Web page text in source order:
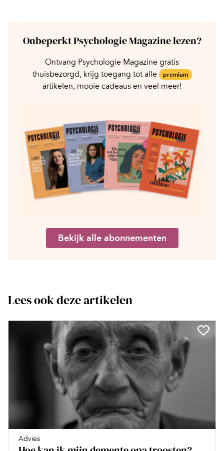
Onbeperkt Psychologie Magazine lezen?
Ontvang Psychologie Magazine gratis
thuisbezorgd, krijg toegang tot alle
premium
artikelen, mooie cadeaus en veel meer!
Bekijk alle abonnementen
Lees ook deze artikelen
Advies